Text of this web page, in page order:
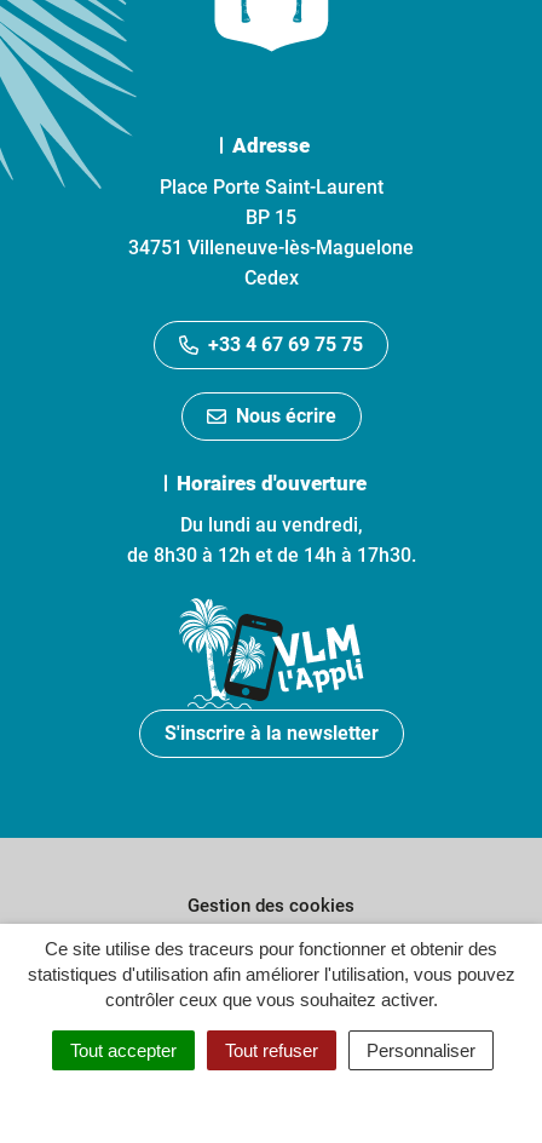
Ce site utilise des traceurs pour fonctionner et obtenir des
statistiques d'utilisation afin améliorer l'utilisation, vous pouvez
contrôler ceux que vous souhaitez activer.
Tout accepter Tout refuser Personnaliser
Adresse
Place Porte Saint-Laurent
BP 15
34751 Villeneuve-lès-Maguelone
Cedex
+33 4 67 69 75 75
Nous écrire
Horaires d'ouverture
Du lundi au vendredi,
de 8h30 à 12h et de 14h à 17h30.
S'inscrire à la newsletter
Gestion des cookies
Plan du site
Politique de confidentialité
Crédits